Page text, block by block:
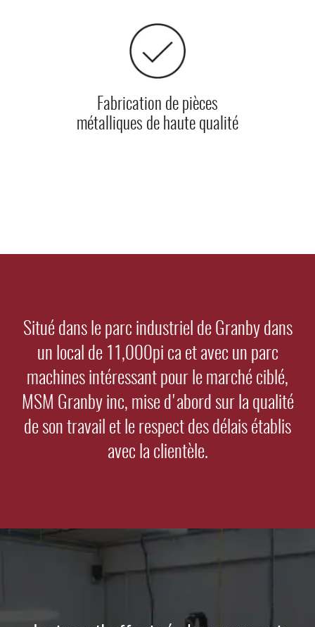
Fabrication de pièces
métalliques de haute qualité
Situé dans le parc industriel de Granby dans
un local de 11,000pi ca et avec un parc
machines intéressant pour le marché ciblé,
MSM Granby inc, mise d'abord sur la qualité
de son travail et le respect des délais établis
avec la clientèle.